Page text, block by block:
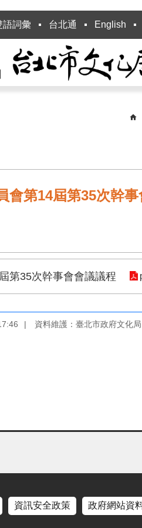
語詞彙 台北通 English
會第14屆第35次幹
第35次幹事會會議議程
資料維護：臺北市政府文化局
資訊安全政策 政府網站資